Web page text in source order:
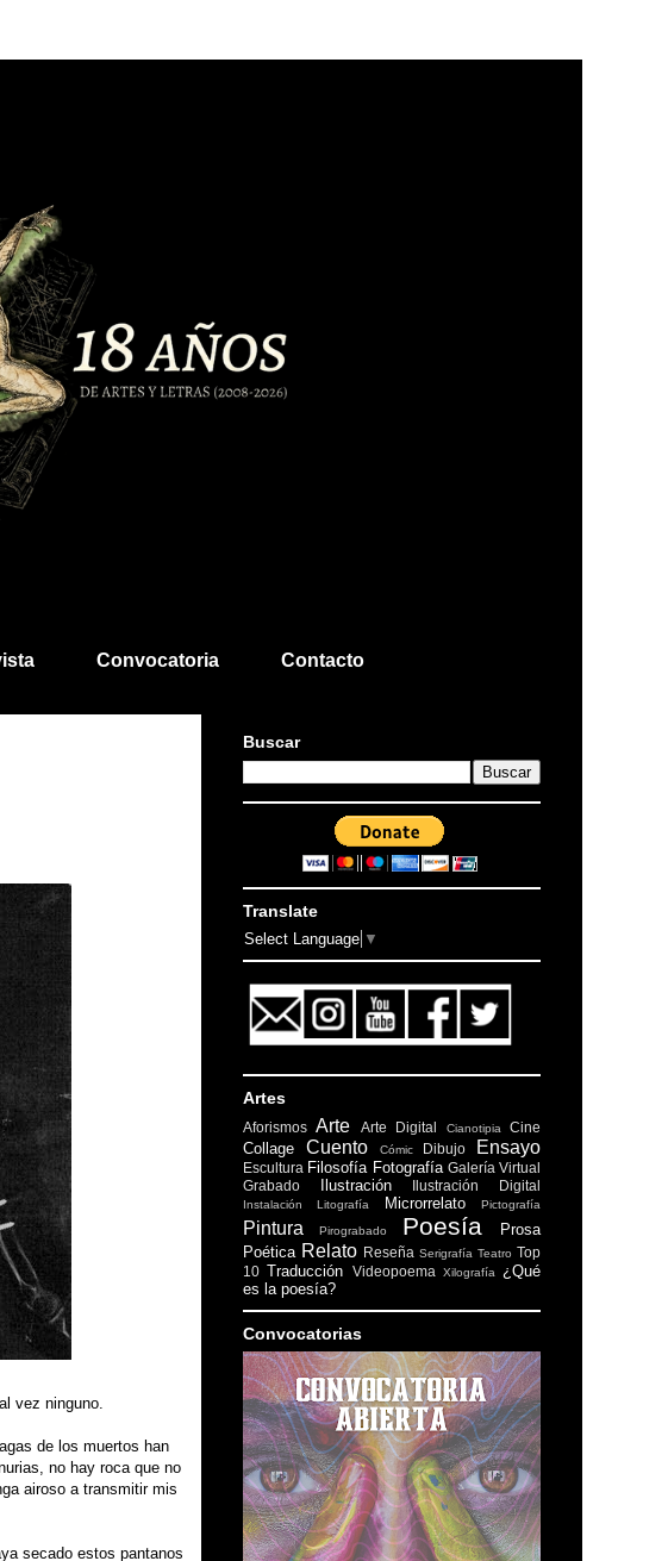
Convocatoria Contacto
vez ninguno.
de los muertos han
no hay roca que no
airoso a transmitir mis
secado estos pantanos
Buscar
Translate
Select Language ▼
Artes
Aforismos Arte Arte Digital Cianotipia Cine
Collage Cuento Cómic Dibujo Ensayo
Escultura Filosofía Fotografía Galería Virtual
Grabado
Ilustración Ilustración Digital
Instalación Litografía Microrrelato Pictografía
Pintura Pirograbado Poesía
Prosa
Poética Relato Reseña Serigrafía Teatro Top
10 Traducción Videopoema Xilografía
¿Qué
es la poesía?
Convocatorias